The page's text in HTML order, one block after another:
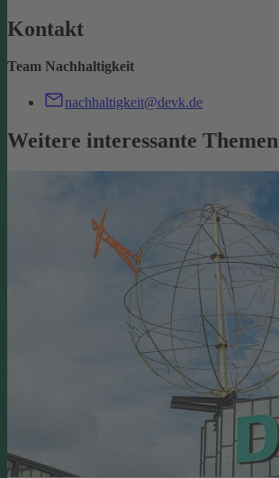
Kontakt
Team Nachhaltigkeit
nachhaltigkeit@devk.de
Weitere interessante Themen